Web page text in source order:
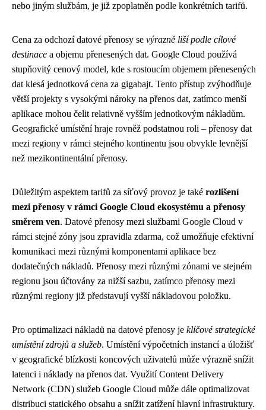
nebo jiným službám, je již zpoplatněn podle konkrétních tarifů.
Cena za odchozí datové přenosy se výrazně liší podle cílové
destinace a objemu přenesených dat. Google Cloud používá
stupňovitý cenový model, kde s rostoucím objemem přenesených
dat klesá jednotková cena za gigabajt. Tento přístup zvýhodňuje
větší projekty s vysokými nároky na přenos dat, zatímco menší
aplikace mohou čelit relativně vyšším jednotkovým nákladům.
Geografické umístění hraje rovněž podstatnou roli – přenosy dat
mezi regiony v rámci stejného kontinentu jsou obvykle levnější
než mezikontinentální přenosy.
Důležitým aspektem tarifů za síťový provoz je také rozlišení
mezi přenosy v rámci Google Cloud ekosystému a přenosy
směrem ven. Datové přenosy mezi službami Google Cloud v
rámci stejné zóny jsou zpravidla zdarma, což umožňuje efektivní
komunikaci mezi různými komponentami aplikace bez
dodatečných nákladů. Přenosy mezi různými zónami ve stejném
regionu jsou účtovány za nižší sazbu, zatímco přenosy mezi
různými regiony již představují vyšší nákladovou položku.
Pro optimalizaci nákladů na datové přenosy je klíčové strategické
umístění zdrojů a služeb. Umístění výpočetních instancí a úložišť
v geografické blízkosti koncových uživatelů může výrazně snížit
latenci i náklady na přenos dat. Využití Content Delivery
Network (CDN) služeb Google Cloud může dále optimalizovat
distribuci statického obsahu a snížit zatížení hlavní infrastruktury.